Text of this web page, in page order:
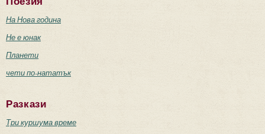
На Нова година
Не е юнак
Планети
чети по-нататък
Разкази
Три куршума време